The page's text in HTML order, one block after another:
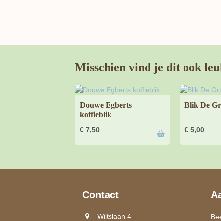
Misschien vind je dit ook
Douwe Egberts
koffieblik
€ 7,50
Blik De
€ 5,00
Contact
Wiltslaan 4